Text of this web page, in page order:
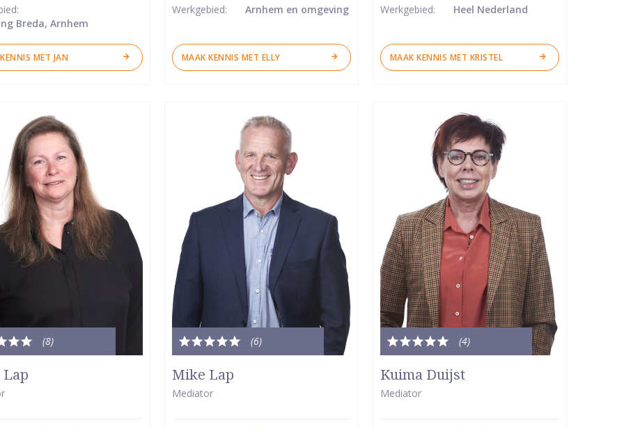
Breda, Arnhem
MET JAN
Werkgebied:
Arnhem en omgeving
MAAK KENNIS MET ELLY
Werkgebied:
Heel Nederland
MAAK KENNIS MET KRISTEL
(8)
Lap
(6)
Totale
waardering:
5
Mike Lap
Mediator
(4)
Totale
waardering:
5
Kuima Duijst
Mediator